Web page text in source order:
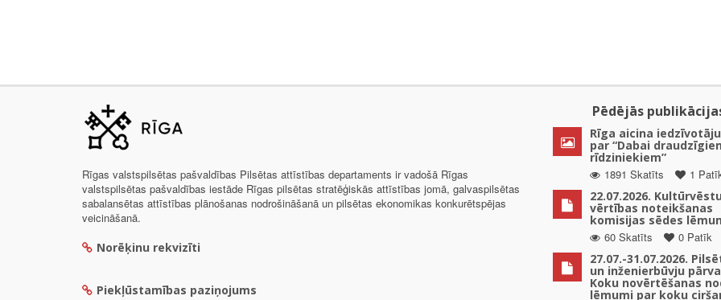
Rīgas valstspilsētas pašvaldības Pilsētas attīstības departaments ir vadošā Rīgas
valstspilsētas pašvaldības iestāde Rīgas pilsētas stratēģiskās attīstības jomā, galvaspilsētas
sabalansētas attīstības plānošanas nodrošināšanā un pilsētas ekonomikas konkurētspējas
veicināšanā.
Norēķinu rekvizīti
Piekļūstamības paziņojums
Pēdējās
Rīga aicina
par “Dabai
rīdziniekiem”
1891 Skatīts
1
22.07.2026.
vērtības noteikšanas
komisijas sēdes
60 Skatīts
0 Patīk
27.07.-31.07.2026.
un inženierbūvju
Koku novērtēšanas
lēmumi par koku